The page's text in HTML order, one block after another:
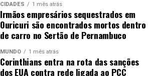
CIDADES 1 mês atrás
Irmãos empresários sequestrados em
Ouricuri são encontrados mortos dentro
de carro no Sertão de Pernambuco
MUNDO 1 mês atrás
Corinthians entra na rota das sanções
dos EUA contra rede ligada ao PCC